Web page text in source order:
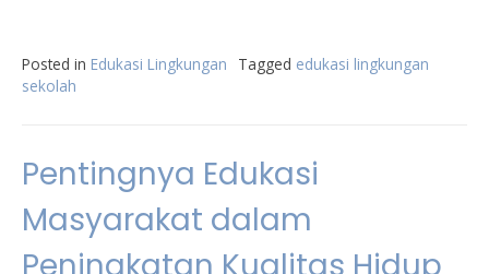
Posted in Edukasi Lingkungan Tagged edukasi lingkungan
sekolah
Pentingnya Edukasi
Masyarakat dalam